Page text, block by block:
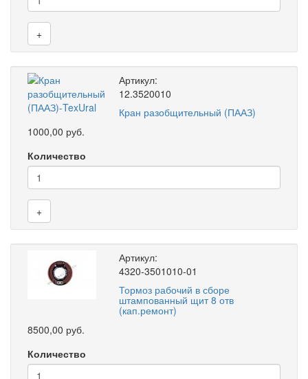
+
Артикул:
12.3520010
Кран разобщительный (ПААЗ)
1000,00 руб.
Количество
+
Артикул:
4320-3501010-01
Тормоз рабочий в сборе
штампованный щит 8 отв
(кап.ремонт)
8500,00 руб.
Количество